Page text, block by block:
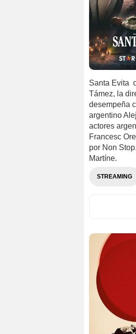
Santa Evita
Támez, la
desempeña
argentino
actores
Francesc
por Non
Martíne.
STREAMING